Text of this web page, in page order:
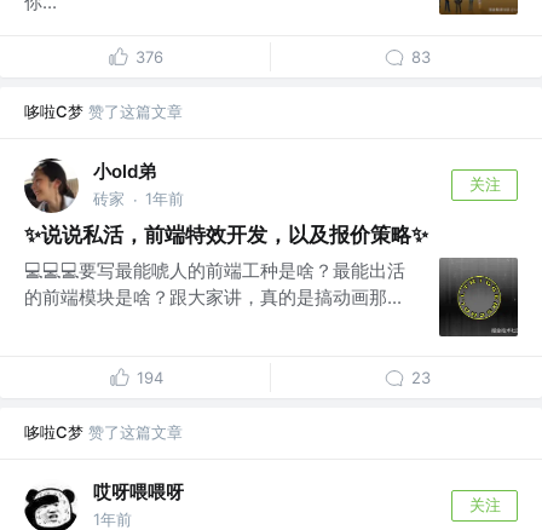
376 83
哆啦C梦 赞了这篇文章
小old弟
砖家 · 1年前
关注
✨说说私活，前端特效开发，以及报价策略✨
💻💻💻要写最能唬人的前端工种是啥？最能出活
的前端模块是啥？跟大家讲，真的是搞动画那...
194 23
哆啦C梦 赞了这篇文章
哎呀喂喂呀
1年前
关注